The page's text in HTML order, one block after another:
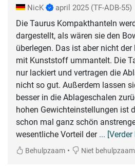
NicK april 2025 (TF-ADB-55)
Die Taurus Kompakthanteln
dargestellt, als wären sie den
überlegen. Das ist aber nicht
mit Kunststoff ummantelt. Die
nur lackiert und vertragen die
nicht so gut. Außerdem lassen
besser in die Ablageschalen
hohen Gewichteinstellungen ist
schon mal ganz schön
wesentliche Vorteil der ... [Verder
Behulpzaam • Niet behulpzaam